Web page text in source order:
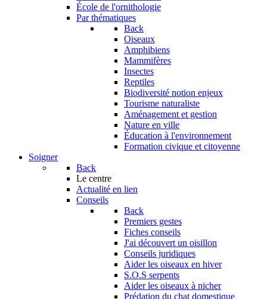
École de l'ornithologie
Par thématiques
Back
Oiseaux
Amphibiens
Mammifères
Insectes
Reptiles
Biodiversité notion enjeux
Tourisme naturaliste
Aménagement et gestion
Nature en ville
Éducation à l'environnement
Formation civique et citoyenne
Soigner
Back
Le centre
Actualité en lien
Conseils
Back
Premiers gestes
Fiches conseils
J'ai découvert un oisillon
Conseils juridiques
Aider les oiseaux en hiver
S.O.S serpents
Aider les oiseaux à nicher
Prédation du chat domestique